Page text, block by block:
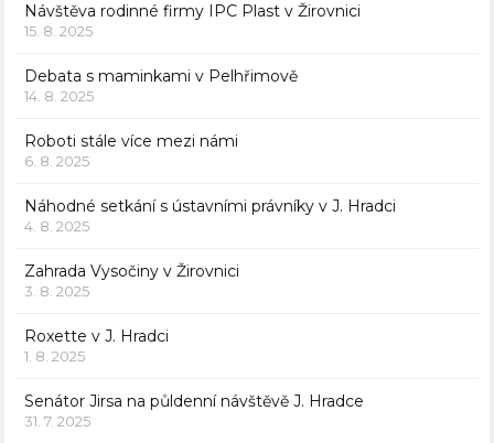
Návštěva rodinné firmy IPC Plast v Žirovnici
15. 8. 2025
Debata s maminkami v Pelhřimově
14. 8. 2025
Roboti stále více mezi námi
6. 8. 2025
Náhodné setkání s ústavními právníky v J. Hradci
4. 8. 2025
Zahrada Vysočiny v Žirovnici
3. 8. 2025
Roxette v J. Hradci
1. 8. 2025
Senátor Jirsa na půldenní návštěvě J. Hradce
31. 7. 2025